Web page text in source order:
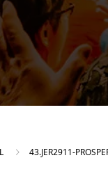
43.JER2911-